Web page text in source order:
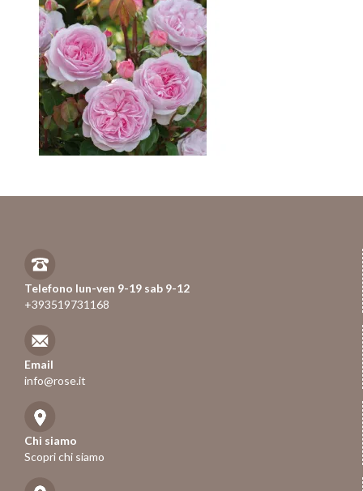
Telefono lun-ven 9-19 sab 9-12
+393519731168
Email
info@rose.it
Chi siamo
Scopri chi siamo